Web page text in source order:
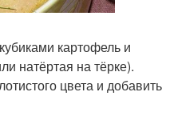
картофель и
натёртая на тёрке).
цвета и добавить